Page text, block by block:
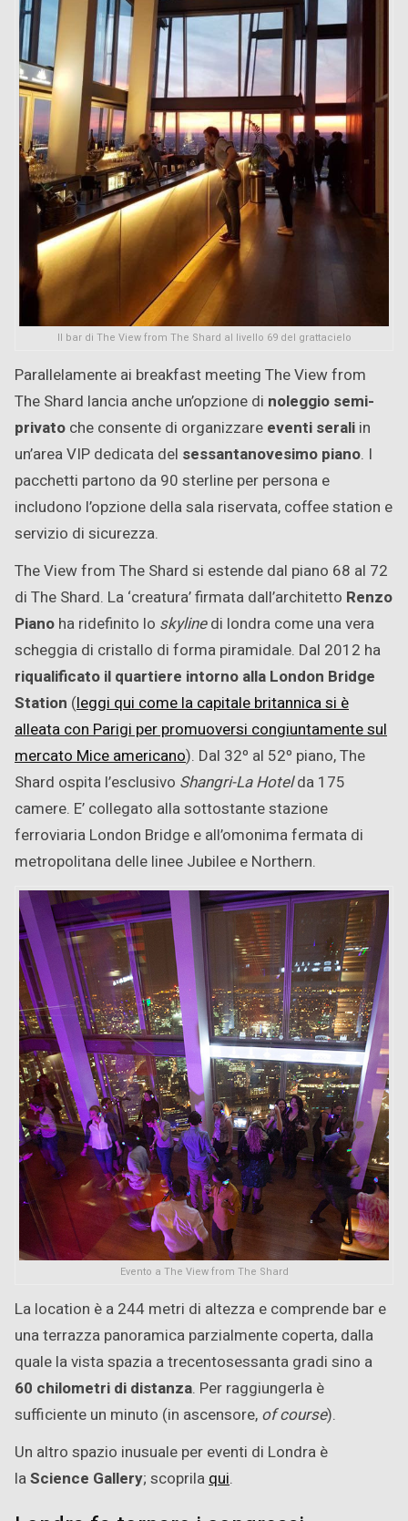
Il bar di The View from The Shard al livello 69 del grattacielo
Parallelamente ai breakfast meeting The View from
The Shard lancia anche un’opzione di noleggio semi-
privato che consente di organizzare eventi serali in
un’area VIP dedicata del sessantanovesimo piano. I
pacchetti partono da 90 sterline per persona e
includono l’opzione della sala riservata, coffee station e
servizio di sicurezza.
The View from The Shard si estende dal piano 68 al 72
di The Shard. La ‘creatura’ firmata dall’architetto Renzo
Piano ha ridefinito lo skylinedi londra come una vera
scheggia di cristallo di forma piramidale. Dal 2012 ha
riqualificato il quartiere intorno alla London Bridge
Station (leggi qui come la capitale britannica si è
alleata con Parigi per promuoversi congiuntamente sul
mercato Mice americano). Dal 32º al 52º piano, The
Shard ospita l’esclusivo Shangri-La Hotelda 175
camere. E’ collegato alla sottostante stazione
ferroviaria London Bridge e all’omonima fermata di
metropolitana delle linee Jubilee e Northern.
Evento a The View from The Shard
La location è a 244 metri di altezza e comprende bar e
una terrazza panoramica parzialmente coperta, dalla
quale la vista spazia a trecentosessanta gradi sino a
60 chilometri di distanza. Per raggiungerla è
sufficiente un minuto (in ascensore, of course).
Un altro spazio inusuale per eventi di Londra è
laScience Gallery; scoprilaqui.